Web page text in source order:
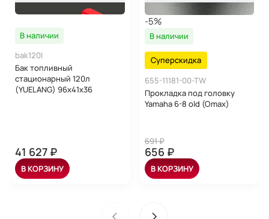
В наличии
bak120l
Бак топливный
стационарный 120л
(YUELANG) 96x41x36
41 627 ₽
В КОРЗИНУ
-5%
В наличии
Суперскидка
655-11181-00-TW
Прокладка под головку
Yamaha 6-8 old (Omax)
691 ₽
656 ₽
В КОРЗИНУ